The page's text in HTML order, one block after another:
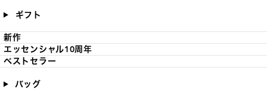
ギフト
新作
エッセンシャル10周年
ベストセラー
バッグ